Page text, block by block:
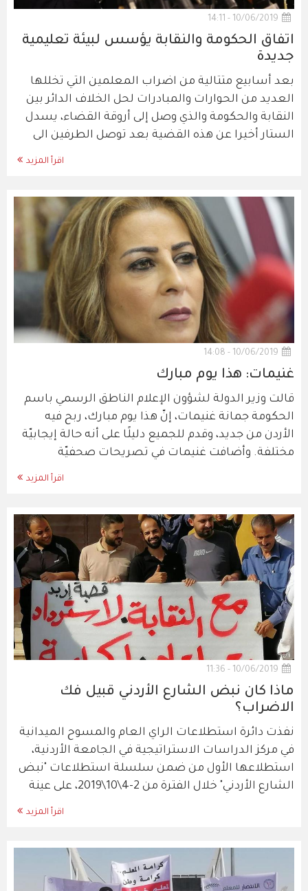
10/06/2019 - 14:11
اتفاق الحكومة والنقابة يؤسس لبيئة تعليمية
جديدة
بعد أسابيع متتالية من اضراب المعلمين التي تخللها
العديد من الحوارات والمبادرات لحل الخلاف الدائر بين
النقابة والحكومة والذي وصل إلى أروقة القضاء، يسدل
الستار أخيرا عن هذه القضية بعد توصل الطرفين الى
اقرأ المزيد
10/06/2019 - 14:08
غنيمات: هذا يوم مبارك
قالت وزير الدولة لشؤون الإعلام الناطق الرسمي باسم
الحكومة جمانة غنيمات، إنّ هذا يوم مبارك، ربح فيه
الأردن من جديد، وقدم للجميع دليلًا على أنه حالة إيجابيّة
مختلفة. وأضافت غنيمات في تصريحات صحفيّة
اقرأ المزيد
10/06/2019 - 11:36
ماذا كان نبض الشارع الأردني قبيل فك
الاضراب؟
نفذت دائرة استطلاعات الراي العام والمسوح الميدانية
في مركز الدراسات الاستراتيجية في الجامعة الأردنية،
استطلاعها الأول من ضمن سلسلة استطلاعات "نبض
الشارع الأردني" خلال الفترة من 2-4\10\2019، على عينة
اقرأ المزيد